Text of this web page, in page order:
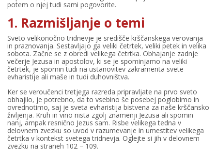
potem o njej tudi sami pogovorite.
1. Razmišljanje o temi
Sveto velikonočno tridnevje je središče krščanskega verovanja
in praznovanja. Sestavljajo ga veliki četrtek, veliki petek in velika
sobota. Začne se z obredi velikega četrtka. Obhajanje zadnje
večerje Jezusa in apostolov, ki se je spominjamo na veliki
četrtek, je spomin tudi na ustanovitev zakramenta svete
evharistije ali maše in tudi duhovništva.
Ker se veroučenci tretjega razreda pripravljate na prvo sveto
obhajilo, je potrebno, da to vsebino še posebej poglobimo in
ovrednotimo, saj je sveta evharistija bistvena za naše krščansko
življenja. Kruh in vino nista zgolj znamenji Jezusa ali spomin
nanj, ampak resnično Jezus sam. Risbe velikega tedna v
delovnem zvezku so uvod v razumevanje in umestitev velikega
četrtka v kontekst svetega tridnevja. Oglejte si jih v delovnem
zvezku na straneh 102 – 109.